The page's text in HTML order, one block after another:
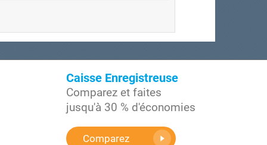
Caisse Enregistreuse
Comparez et faites
jusqu'à 30 % d'économies
Comparez